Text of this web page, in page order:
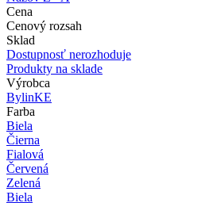
Cena
Cenový rozsah
Sklad
Dostupnosť nerozhoduje
Produkty na sklade
Výrobca
BylinKE
Farba
Biela
Čierna
Fialová
Červená
Zelená
Biela